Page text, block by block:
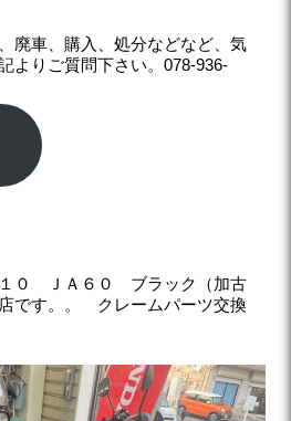
廃車、購入、処分などなど、気
よりご質問下さい。078-936-
０ ＪＡ６０ ブラック（加古
です。。 クレームパーツ交換